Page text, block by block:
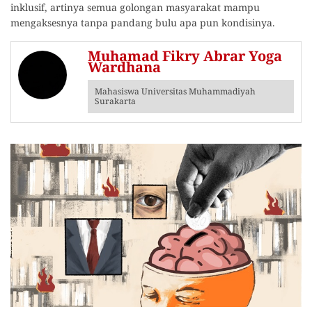
inklusif, artinya semua golongan masyarakat mampu
mengaksesnya tanpa pandang bulu apa pun kondisinya.
Muhamad Fikry Abrar Yoga
Wardhana
Mahasiswa Universitas Muhammadiyah
Surakarta